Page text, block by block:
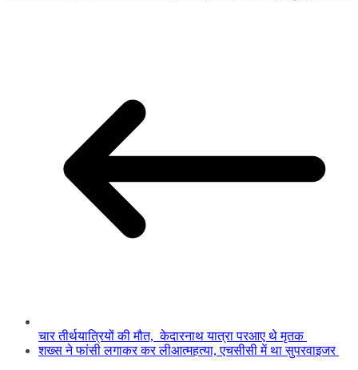
चार तीर्थयात्रियों की मौत, केदारनाथ यात्रा परआए थे मृतक
शख्स ने फांसी लगाकर कर लीआत्महत्या, एचसीसी में था सुपरवाइजर